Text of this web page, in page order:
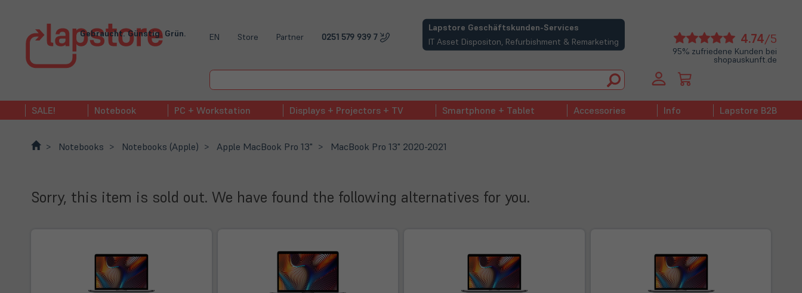
Gebraucht. Günstig. Grün. EN Store Partner 0251 579 939 7
Lapstore Geschäftskunden-Services
IT Asset Dispositon, Refurbishment & Remarketing
(öffnet in neuem Tab)
4.74/5
95% zufriedene Kunden bei
shopauskunft.de
SALE! Notebook PC + Workstation Displays + Projectors + TV Smartphone + Tablet Accessories Info Lapstore B2B
Notebooks Notebooks (Apple) Apple MacBook Pro 13" MacBook Pro 13" 2020-2021
Sorry, this item is sold out. We have found the following alternatives for you.